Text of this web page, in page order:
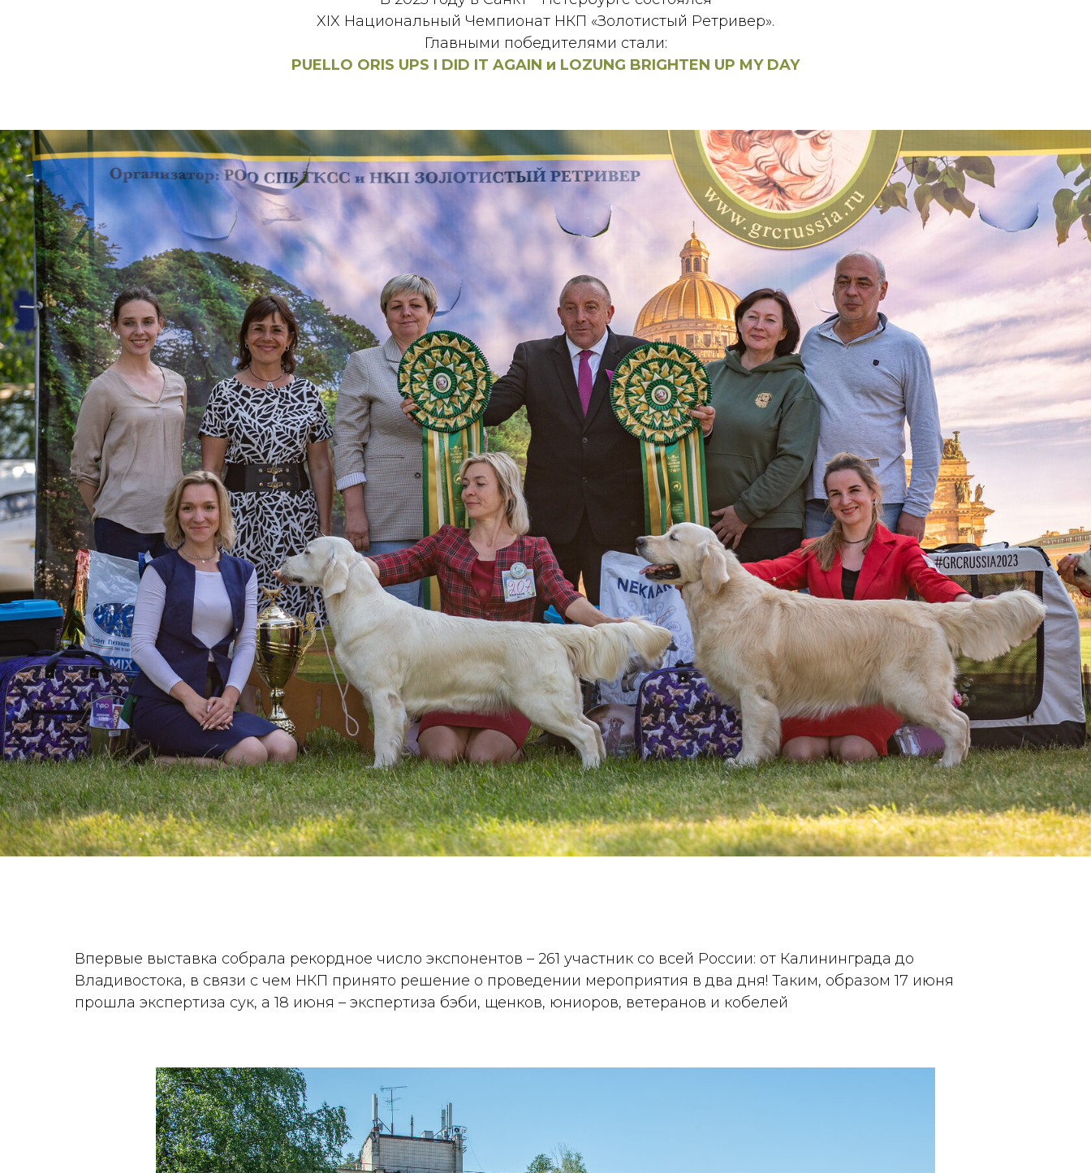
XIX Национальный Чемпионат НКП «Золотистый Ретривер».
Главными победителями стали:
PUELLO ORIS UPS I DID IT AGAIN и LOZUNG BRIGHTEN UP MY DAY
Впервые выставка собрала рекордное число экспонентов – 261 участник со всей России: от Калининграда до
Владивостока, в связи с чем НКП принято решение о проведении мероприятия в два дня! Таким, образом 17 июня
прошла экспертиза сук, а 18 июня – экспертиза бэби, щенков, юниоров, ветеранов и кобелей